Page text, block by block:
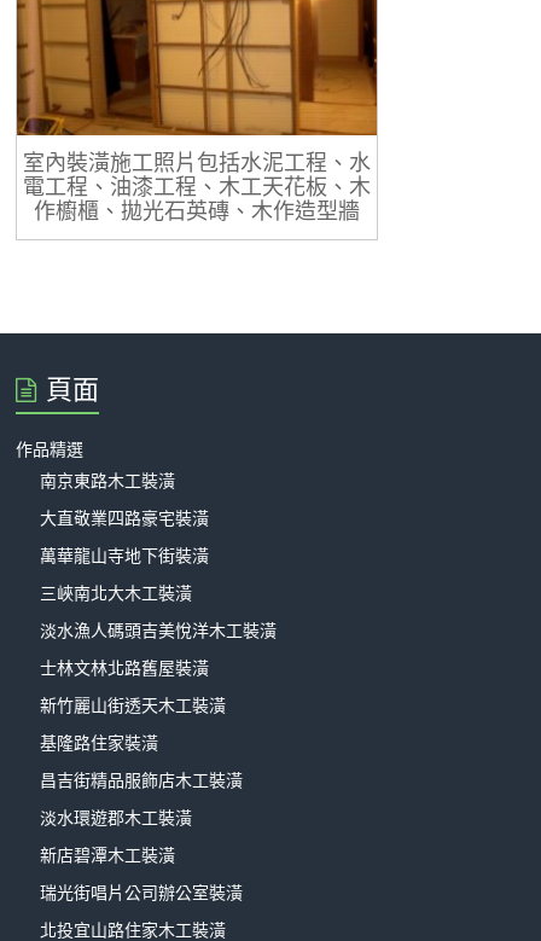
室內裝潢施工照片包括水泥工程、水
電工程、油漆工程、木工天花板、木
作櫥櫃、拋光石英磚、木作造型牆
頁面
作品精選
南京東路木工裝潢
大直敬業四路豪宅裝潢
萬華龍山寺地下街裝潢
三峽南北大木工裝潢
淡水漁人碼頭吉美悅洋木工裝潢
士林文林北路舊屋裝潢
新竹麗山街透天木工裝潢
基隆路住家裝潢
昌吉街精品服飾店木工裝潢
淡水環遊郡木工裝潢
新店碧潭木工裝潢
瑞光街唱片公司辦公室裝潢
北投宜山路住家木工裝潢